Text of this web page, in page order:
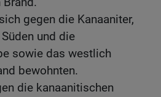
gegen die Kanaaniter,
und die
sowie das westlich
bewohnten.
die kanaanitischen